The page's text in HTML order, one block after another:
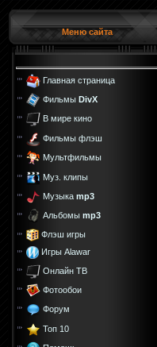
Меню сайта
Главная страница
Фильмы DivX
В мире кино
Фильмы флэш
Мультфильмы
Муз. клипы
Музыка mp3
Альбомы mp3
Флэш игры
Игры Alawar
Онлайн ТВ
Фотообои
Форум
Топ 10